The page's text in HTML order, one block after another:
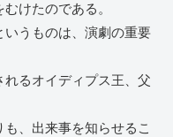
けたのである。
うものは、演劇の重要
るオイディプス王、父
、出来事を知らせるこ